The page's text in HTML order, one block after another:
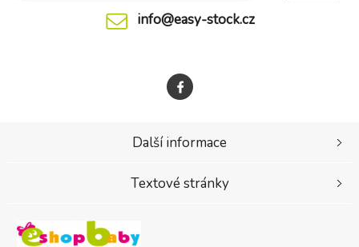
info@easy-stock.cz
Další informace
Textové stránky